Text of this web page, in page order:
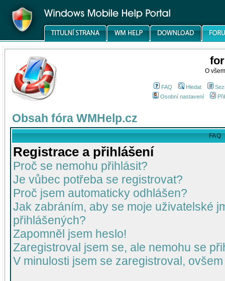
O
FAQ Hledat
Osobní nastavení
Obsah fóra WMHelp.cz
FAQ
Registrace a přihlášení
Proč se nemohu přihlásit?
Je vůbec potřeba se registrovat?
Proč jsem automaticky odhlášen?
Jak zabráním, aby se moje uživatelské
přihlášených?
Zapomněl jsem heslo!
Zaregistroval jsem se, ale nemohu se
V minulosti jsem se zaregistroval,